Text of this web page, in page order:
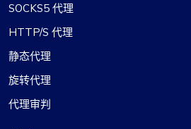
很棒的经历
两年多来，我一直依赖
称为 fineproxy.de）来满足我的
们不断改进和更新，表明他们致
SOCKS5 代理
HTTP/S 代理
静态代理
旋转代理
代理审判